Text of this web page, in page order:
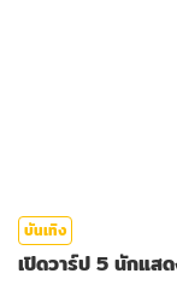
บันเทิง
เปิดวาร์ป 5 นักแส